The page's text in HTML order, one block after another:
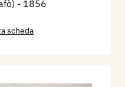
- 1856
scheda